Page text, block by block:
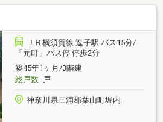
温もりある空間。キッチン、建具、
オーダーメイドで設え、既製品には
しました。80.75㎡のゆとりある
ルコニーから広がる開放的な眺望は、
席です。大切なペットと共に葉山の
豊かに暮らす贅沢な日々。素材の質感
調和するこの場所で、理想の葉山ラ
か。こだわりの空間を、ぜひ現地で
ＪＲ横須賀線 逗子駅 バス15分/
「元町」バス停 停歩2分
築45年1ヶ月/3階建
総戸数-戸
神奈川県三浦郡葉山町堀内